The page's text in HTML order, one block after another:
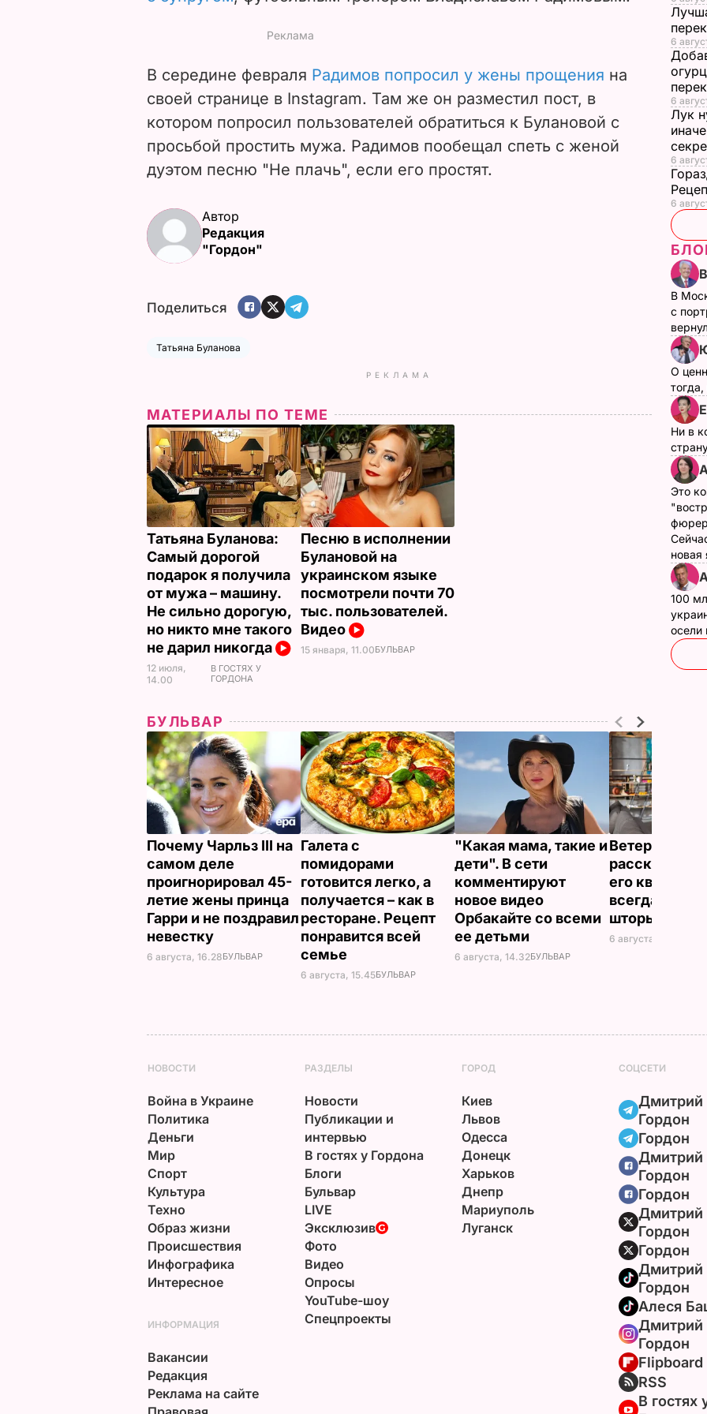
В середине февраля Радимов попросил у жены прощения на
своей странице в Instagram. Там же он разместил пост, в
котором попросил пользователей обратиться к Булановой с
просьбой простить мужа. Радимов пообещал спеть с женой
дуэтом песню "Не плачь", если его простят.
Автор
Редакция
"Гордон"
Поделиться
Татьяна Буланова
РЕКЛАМА
МАТЕРИАЛЫ ПО ТЕМЕ
Татьяна Буланова:
Самый дорогой
подарок я получила
от мужа – машину.
Не сильно дорогую,
но никто мне такого
не дарил никогда
12 июля,
14.00
В ГОСТЯХ У
ГОРДОНА
Песню в исполнении
Булановой на
украинском языке
посмотрели почти 70
тыс. пользователей.
Видео
15 января, 11.00БУЛЬВАР
БУЛЬВАР
Почему Чарльз III на
самом деле
проигнорировал 45-
летие жены принца
Гарри и не поздравил
невестку
6 августа, 16.28БУЛЬВАР
Галета с
помидорами
готовится легко, а
получается – как в
ресторане. Рецепт
понравится всей
семье
6 августа, 15.45БУЛЬВАР
"Какая мама, такие и
дети". В сети
комментируют
новое видео
Орбакайте со всеми
ее детьми
6 августа, 14.32БУЛЬВАР
Ветеран
рассказал,
его квартире
всегда
шторы
6 августа, 14.25
6
6
Лук
6
6
В
с
О
Ни в
Это
новая
100
осели
НОВОСТИ
Война в Украине
Политика
Деньги
Мир
Спорт
Культура
Техно
Образ жизни
Происшествия
Инфографика
Интересное
РАЗДЕЛЫ
Новости
Публикации и
интервью
В гостях у Гордона
Блоги
Бульвар
LIVE
Эксклюзив
Фото
Видео
Опросы
YouTube-шоу
Спецпроекты
ГОРОД
Киев
Львов
Одесса
Донецк
Харьков
Днепр
Мариуполь
Луганск
СОЦСЕТИ
Дмитрий
Гордон
Гордон
Дмитрий
Гордон
Гордон
Дмитрий
Гордон
Гордон
Дмитрий
Гордон
Алеся
Дмитрий
Гордон
Flipboard
RSS
В гостях
ИНФОРМАЦИЯ
Вакансии
Редакция
Реклама на сайте